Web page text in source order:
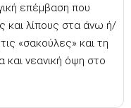
επέμβαση που
και λίπους στα άνω ή/
«σακούλες» και τη
και νεανική όψη στο